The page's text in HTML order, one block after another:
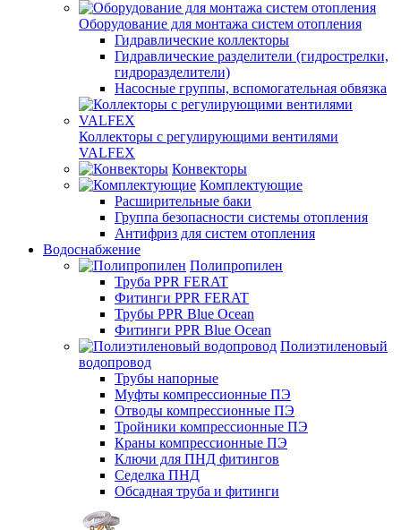
Оборудование для монтажа систем отопления
Гидравлические коллекторы
Гидравлические разделители (гидрострелки,
гидроразделители)
Насосные группы, вспомогательная обвязка
Коллекторы с регулирующими вентилями
VALFEX
Конвекторы
Комплектующие
Расширительные баки
Группа безопасности системы отопления
Антифриз для систем отопления
Водоснабжение
Полипропилен
Труба PPR FERAT
Фитинги PPR FERAT
Трубы PPR Blue Ocean
Фитинги PPR Blue Ocean
Полиэтиленовый
водопровод
Трубы напорные
Муфты компрессионные ПЭ
Отводы компрессионные ПЭ
Тройники компрессионные ПЭ
Краны компрессионные ПЭ
Ключи для ПНД фитингов
Седелка ПНД
Обсадная труба и фитинги